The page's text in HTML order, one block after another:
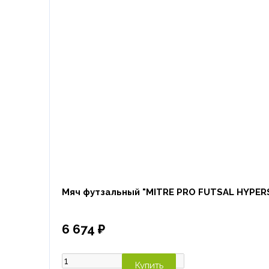
Мяч футзальный "MITRE PRO FUTSAL
6 674 ₽
Купить